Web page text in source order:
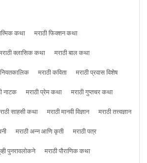
कथा
मराठी फिक्शन कथा
क्लासिक कथा
मराठी बाल कथा
नियतकालिक मराठी कविता
मराठी प्रवास विशेष
नाटक मराठी प्रेम कथा
मराठी गुप्तचर कथा
साहसी कथा मराठी मानवी विज्ञान
मराठी तत्त्वज्ञान
मराठी अन्न आणि कृती
मराठी पत्र
पुनरावलोकने
मराठी पौराणिक कथा